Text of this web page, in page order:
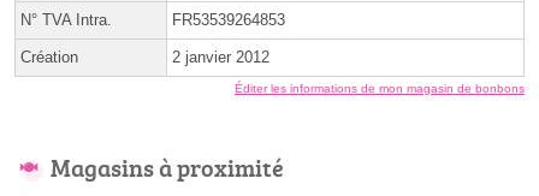
N° TVA Intra. FR53539264853
Création 2 janvier 2012
Éditer les informations de mon magasin de bonbons
Magasins à proximité